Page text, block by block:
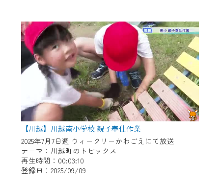
【川越】川越南小学校 親子奉仕作業
2025年7月7日週 ウィークリーかわごえにて放送
テーマ：川越町のトピックス
再生時間：00:03:10
登録日：2025/09/09